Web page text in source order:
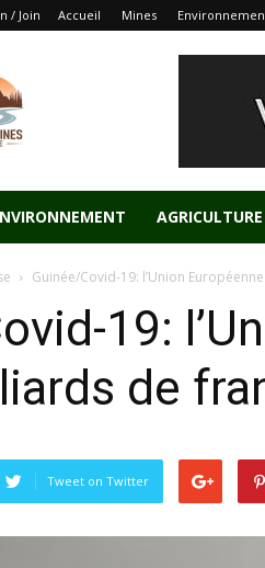
/ Join Accueil Mines
AGRICULTURE
Guinée/Covid-19: l’Union
19:
de
Tweet on Twitter